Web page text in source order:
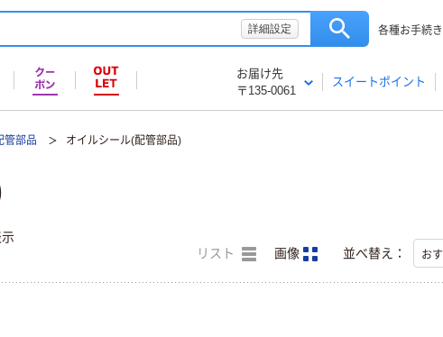
詳細設定 各種お手続き
お届け先
〒135-0061
スイートポイント
管部品 オイルシール(配管部品)
リスト 画像 並べ替え：